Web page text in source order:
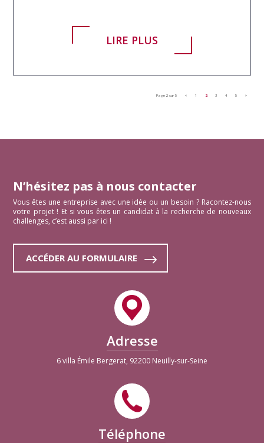
LIRE PLUS
Page 2 sur 5 < 1 2 3 4 5 >
N’hésitez pas à nous contacter
Vous êtes une entreprise avec une idée ou un besoin ? Racontez-nous
votre projet ! Et si vous êtes un candidat à la recherche de nouveaux
challenges, c’est aussi par ici !
ACCÉDER AU FORMULAIRE
Adresse
6 villa Émile Bergerat, 92200 Neuilly-sur-Seine
Téléphone